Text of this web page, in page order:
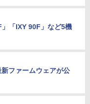
「IXY 90F」など5機
新ファームウェアが公